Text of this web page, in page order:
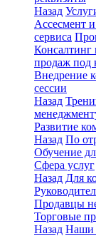
Назад
Ассесмент
сервиса
Консалтинг
продаж под
Внедрение
сессии
Назад
Развитие
Назад По
Обучение
Сфера услуг
Назад Для
Продавцы
Торговые
Назад Наши